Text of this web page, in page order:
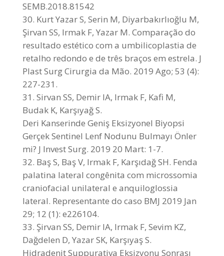
SEMB.2018.81542
Kurt Yazar S, Serin M, Diyarbakırlıoğlu M,
Şirvan SS, Irmak F, Yazar M. Comparação do
resultado estético com a umbilicoplastia de
retalho redondo e de três braços em estrela. J
Plast Surg Cirurgia da Mão. 2019 Ago; 53 (4):
227-231.
Sirvan SS, Demir IA, Irmak F, Kafi M,
Budak K, Karşıyağ S.
Deri Kanserinde Geniş Eksizyonel Biyopsi
Gerçek Sentinel Lenf Nodunu Bulmayı Önler
mi? J Invest Surg. 2019 20 Mart: 1-7.
Baş S, Baş V, Irmak F, Karşıdağ SH. Fenda
palatina lateral congênita com microssomia
craniofacial unilateral e anquiloglossia
lateral. Representante do caso BMJ 2019 Jan
29; 12 (1): e226104.
Şirvan SS, Demir IA, Irmak F, Sevim KZ,
Dağdelen D, Yazar SK, Karşıyaş S.
Hidradenit Suppurativa Eksizyonu Sonrası